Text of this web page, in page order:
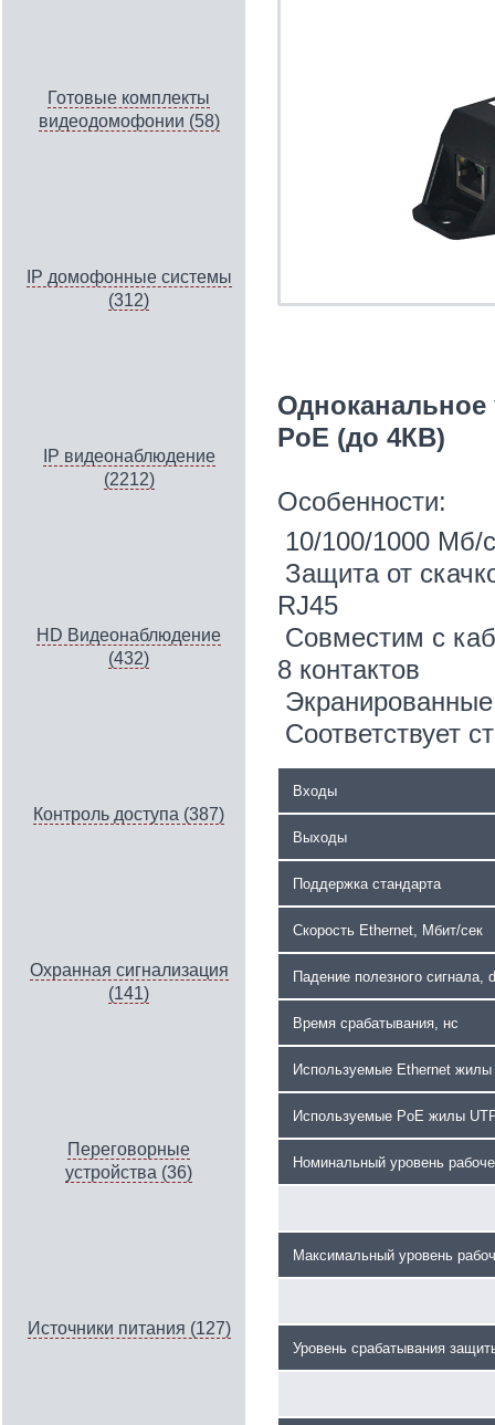
Готовые комплекты
видеодомофонии (58)
IP домофонные системы
(312)
IP видеонаблюдение
(2212)
HD Видеонаблюдение
(432)
Контроль доступа (387)
Охранная сигнализация
(141)
Переговорные
устройства (36)
Источники питания (127)
Одноканальное
PoE (до 4КВ)
Особенности:
10/100/1000 Мб/с
Защита от
RJ45
Совместим с
8 контактов
Соответствует
Входы
Выходы
Поддержка стандарта
Скорость Ethernet, Мбит/сек
Падение полезного сигнала,
Время срабатывания, нс
Используемые Ethernet жилы
Используемые PoE жилы
Номинальный уровень
Максимальный уровень
Уровень срабатывания